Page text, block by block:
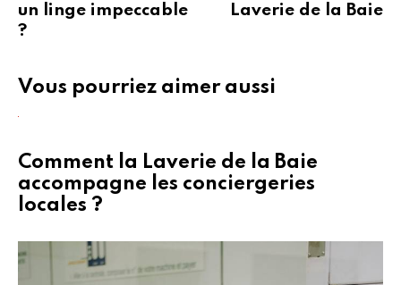
un linge impeccable
?
Laverie de la Baie
Vous pourriez aimer aussi
Comment la Laverie de la Baie
accompagne les conciergeries
locales ?